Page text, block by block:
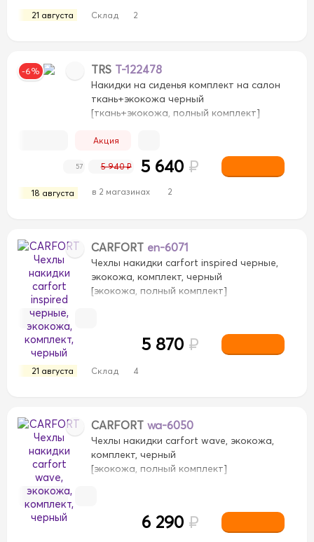
21 августа Склад 2
-6% TRS T-122478
Накидки на сиденья комплект на салон
ткань+экокожа черный
[ткань+экокожа, полный комплект]
Акция
18 августа в 2 магазинах 2
57 5 940 ₽ 5 640 ₽
CARFORT en-6071
Чехлы накидки carfort inspired черные,
экокожа, комплект, черный
[экокожа, полный комплект]
21 августа Склад 4
5 870 ₽
CARFORT wa-6050
Чехлы накидки carfort wave, экокожа,
комплект, черный
[экокожа, полный комплект]
6 290 ₽